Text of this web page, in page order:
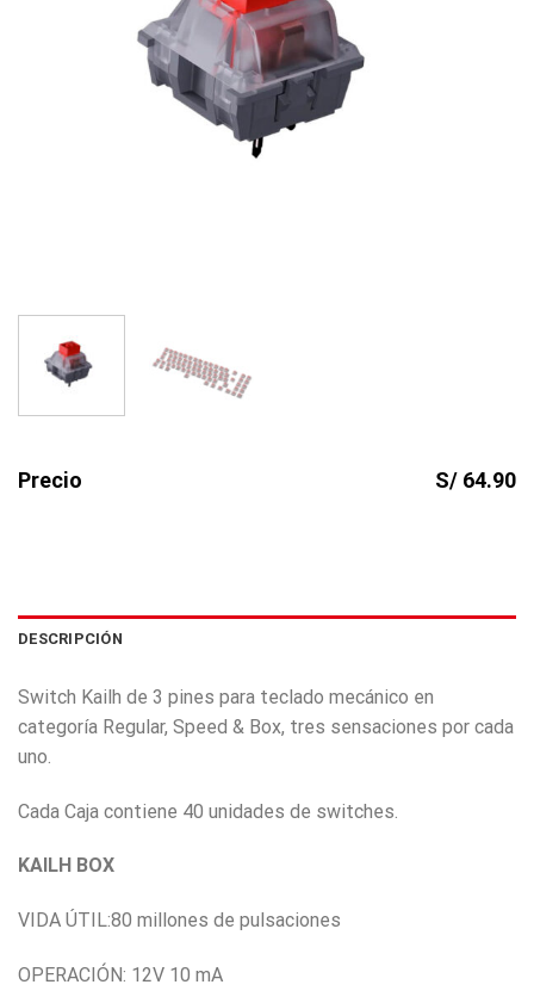
Precio S/ 64.90
DESCRIPCIÓN
Switch Kailh de 3 pines para teclado mecánico en
categoría Regular, Speed & Box, tres sensaciones por cada
uno.
Cada Caja contiene 40 unidades de switches.
KAILH BOX
VIDA ÚTIL:80 millones de pulsaciones
OPERACIÓN: 12V 10 mA